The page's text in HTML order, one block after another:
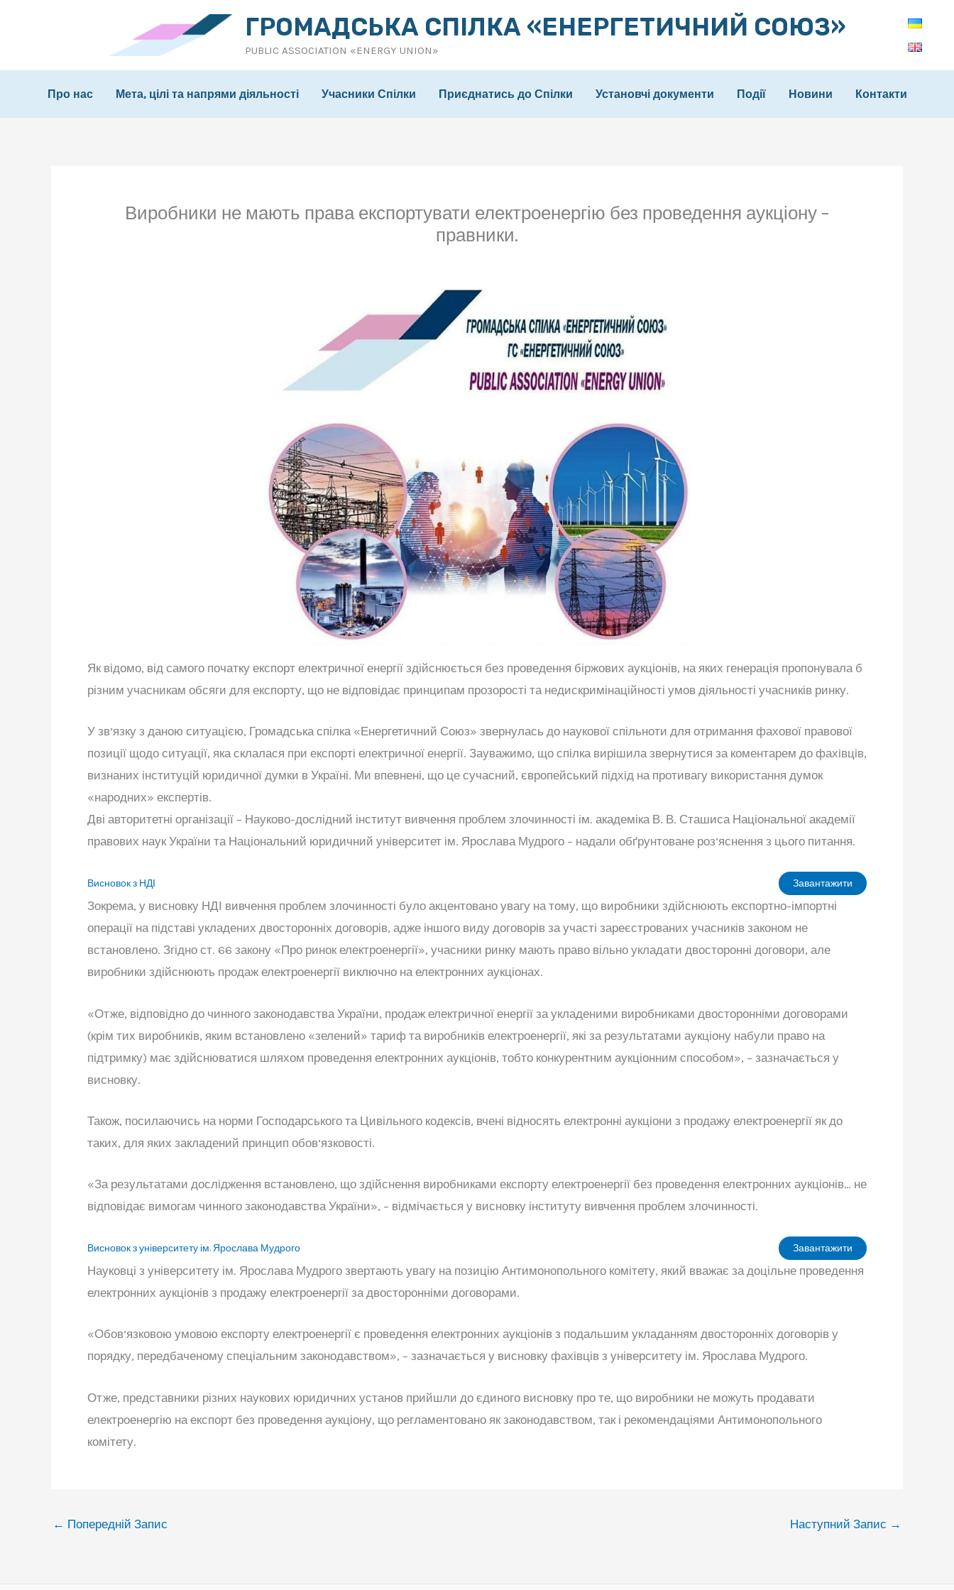
ГРОМАДСЬКА СПІЛКА «ЕНЕРГЕТИЧНИЙ СОЮЗ»
PUBLIC ASSOCIATION «ENERGY UNION»
Про нас Мета, цілі та напрями діяльності Учасники Спілки Приєднатись до Спілки Установчі документи Події Новини Контакти
Виробники не мають права експортувати електроенергію без проведення аукціону –
правники.
Як відомо, від самого початку експорт електричної енергії здійснюється без проведення біржових аукціонів, на яких генерація пропонувала б
різним учасникам обсяги для експорту, що не відповідає принципам прозорості та недискримінаційності умов діяльності учасників ринку.
У зв’язку з даною ситуацією, Громадська спілка «Енергетичний Союз» звернулась до наукової спільноти для отримання фахової правової
позиції щодо ситуації, яка склалася при експорті електричної енергії. Зауважимо, що спілка вирішила звернутися за коментарем до фахівців,
визнаних інституцій юридичної думки в Україні. Ми впевнені, що це сучасний, європейський підхід на противагу використання думок
«народних» експертів.
Дві авторитетні організації – Науково-дослідний інститут вивчення проблем злочинності ім. академіка В. В. Сташиса Національної академії
правових наук України та Національний юридичний університет ім. Ярослава Мудрого – надали обґрунтоване роз’яснення з цього питання.
Висновок з НДІ Завантажити
Зокрема, у висновку НДІ вивчення проблем злочинності було акцентовано увагу на тому, що виробники здійснюють експортно-імпортні
операції на підставі укладених двосторонніх договорів, адже іншого виду договорів за участі зареєстрованих учасників законом не
встановлено. Згідно ст. 66 закону «Про ринок електроенергії», учасники ринку мають право вільно укладати двосторонні договори, але
виробники здійснюють продаж електроенергії виключно на електронних аукціонах.
«Отже, відповідно до чинного законодавства України, продаж електричної енергії за укладеними виробниками двосторонніми договорами
(крім тих виробників, яким встановлено «зелений» тариф та виробників електроенергії, які за результатами аукціону набули право на
підтримку) має здійснюватися шляхом проведення електронних аукціонів, тобто конкурентним аукціонним способом», – зазначається у
висновку.
Також, посилаючись на норми Господарського та Цивільного кодексів, вчені відносять електронні аукціони з продажу електроенергії як до
таких, для яких закладений принцип обов’язковості.
«За результатами дослідження встановлено, що здійснення виробниками експорту електроенергії без проведення електронних аукціонів… не
відповідає вимогам чинного законодавства України», – відмічається у висновку інституту вивчення проблем злочинності.
Висновок з університету ім. Ярослава Мудрого Завантажити
Науковці з університету ім. Ярослава Мудрого звертають увагу на позицію Антимонопольного комітету, який вважає за доцільне проведення
електронних аукціонів з продажу електроенергії за двосторонніми договорами.
«Обов’язковою умовою експорту електроенергії є проведення електронних аукціонів з подальшим укладанням двосторонніх договорів у
порядку, передбаченому спеціальним законодавством», – зазначається у висновку фахівців з університету ім. Ярослава Мудрого.
Отже, представники різних наукових юридичних установ прийшли до єдиного висновку про те, що виробники не можуть продавати
електроенергію на експорт без проведення аукціону, що регламентовано як законодавством, так і рекомендаціями Антимонопольного
комітету.
← Попередній Запис Наступний Запис →